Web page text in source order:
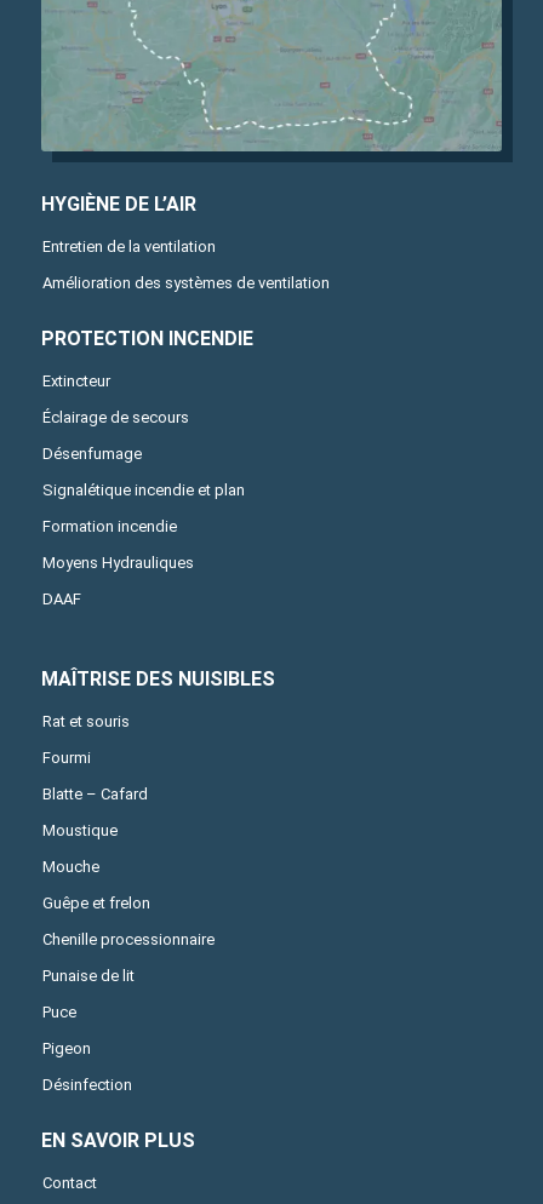
HYGIÈNE DE L’AIR
Entretien de la ventilation
Amélioration des systèmes de ventilation
PROTECTION INCENDIE
Extincteur
Éclairage de secours
Désenfumage
Signalétique incendie et plan
Formation incendie
Moyens Hydrauliques
DAAF
MAÎTRISE DES NUISIBLES
Rat et souris
Fourmi
Blatte – Cafard
Moustique
Mouche
Guêpe et frelon
Chenille processionnaire
Punaise de lit
Puce
Pigeon
Désinfection
EN SAVOIR PLUS
Contact